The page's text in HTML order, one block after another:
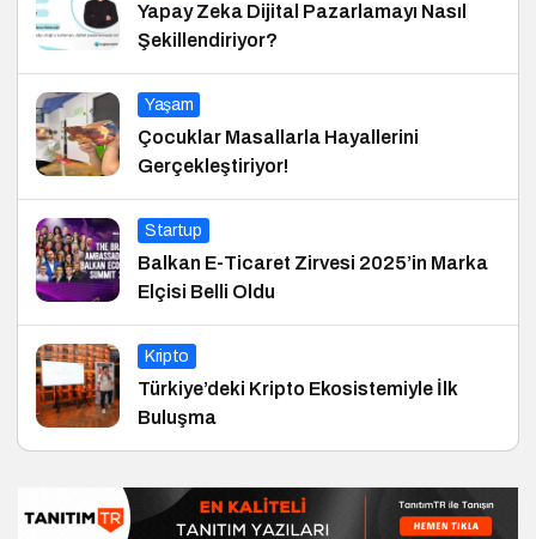
Yapay Zeka Dijital Pazarlamayı Nasıl
Şekillendiriyor?
Yaşam
Çocuklar Masallarla Hayallerini
Gerçekleştiriyor!
Startup
Balkan E-Ticaret Zirvesi 2025’in Marka
Elçisi Belli Oldu
Kripto
Türkiye’deki Kripto Ekosistemiyle İlk
Buluşma